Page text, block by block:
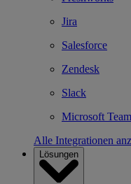
Jira
Salesforce
Zendesk
Slack
Microsoft
Alle Integrationen
Lösungen